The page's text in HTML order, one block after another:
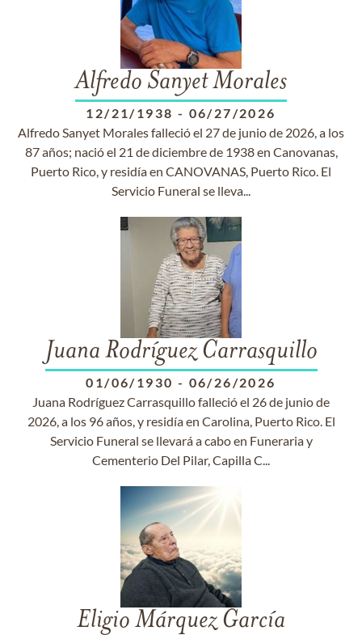
Alfredo Sanyet Morales
12/21/1938 - 06/27/2026
Alfredo Sanyet Morales falleció el 27 de junio de 2026, a los
87 años; nació el 21 de diciembre de 1938 en Canovanas,
Puerto Rico, y residía en CANOVANAS, Puerto Rico. El
Servicio Funeral se lleva...
Juana Rodríguez Carrasquillo
01/06/1930 - 06/26/2026
Juana Rodríguez Carrasquillo falleció el 26 de junio de
2026, a los 96 años, y residía en Carolina, Puerto Rico. El
Servicio Funeral se llevará a cabo en Funeraria y
Cementerio Del Pilar, Capilla C...
Eligio Márquez García